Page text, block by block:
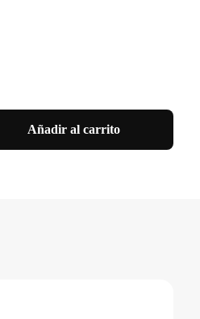
Añadir al carrito